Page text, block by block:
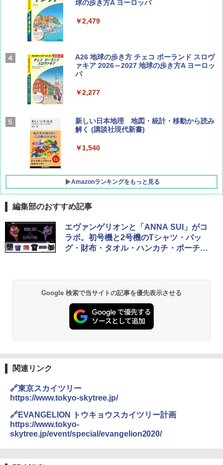
Coyote No.89 特集 星野道夫 夢見る旅
￥1,540
AIRLINE（エアライン）2026年9月号【特
集】ボーイング110周年を祝して！
￥1,760
球の歩き方A ヨーロッパ
￥2,479
A26 地球の歩き方 チェコ ポーランド スロヴ
ァキア 2026～2027 地球の歩き方A ヨーロッ
パ
￥2,277
新しい日本地理 地図・統計・移動から読み
解く (講談社現代新書)
￥1,540
Amazonランキングをもっと見る
[キャンパーズコレクション 山善] ポップアッ
プテント 傘みたいに広げて畳める パッとサ
ッとサンシェード キューブ フルクローズ メ
ッシュ 簡単設置 ワンタッチテント キャンプ
PYKES PEAK (パイクスピーク) 着替えテン
ト プライバシー テント 【中が透けない】 1
人用 折りたたみ 防災グッズ 災害用トイレ ビ
ーチ ピクニック ポップアップテント 携帯 簡
テント ワンタッチ RENEW 幅200 2-3人用 43
500002(88859)
￥5,999
熊撃退スプレー 熊よけスプレー 熊スプレー
【日本企業販売】超強力クマ対策スプレー 30
0ml（連続噴射30秒）110ml（連続噴射15
秒）射程5～10m 安全ロック搭載 携帯収納袋
送
GRANDOOR ステンレス保冷剤 2個セット 2
BUNDOK(バンドック)ソロ ドーム 1 EX BDK
-08EX カーキ ソロキャンプ ポリエステル フ
レーム ドーム型 テント
￥-
編集部のおすすめ記事
エヴァンゲリオンと「ANNA SUI」がコ
ラボ。初号機と2号機のTシャツ・バッ
グ・財布・タオル・ハンカチ・ポーチな
Google 検索で当サイトの記事を優先表示させる
関連リンク
🔗東京スカイツリー
https://www.tokyo-skytree.jp/
🔗EVANGELION トウキョウスカイツリー計画
https://www.tokyo-
skytree.jp/event/special/evangelion2020/